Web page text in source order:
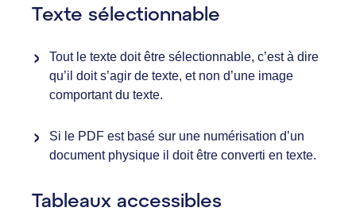
Texte sélectionnable
Tout le texte doit être sélectionnable, c’est à dire
qu’il doit s’agir de texte, et non d’une image
comportant du texte.
Si le PDF est basé sur une numérisation d’un
document physique il doit être converti en texte.
Tableaux accessibles